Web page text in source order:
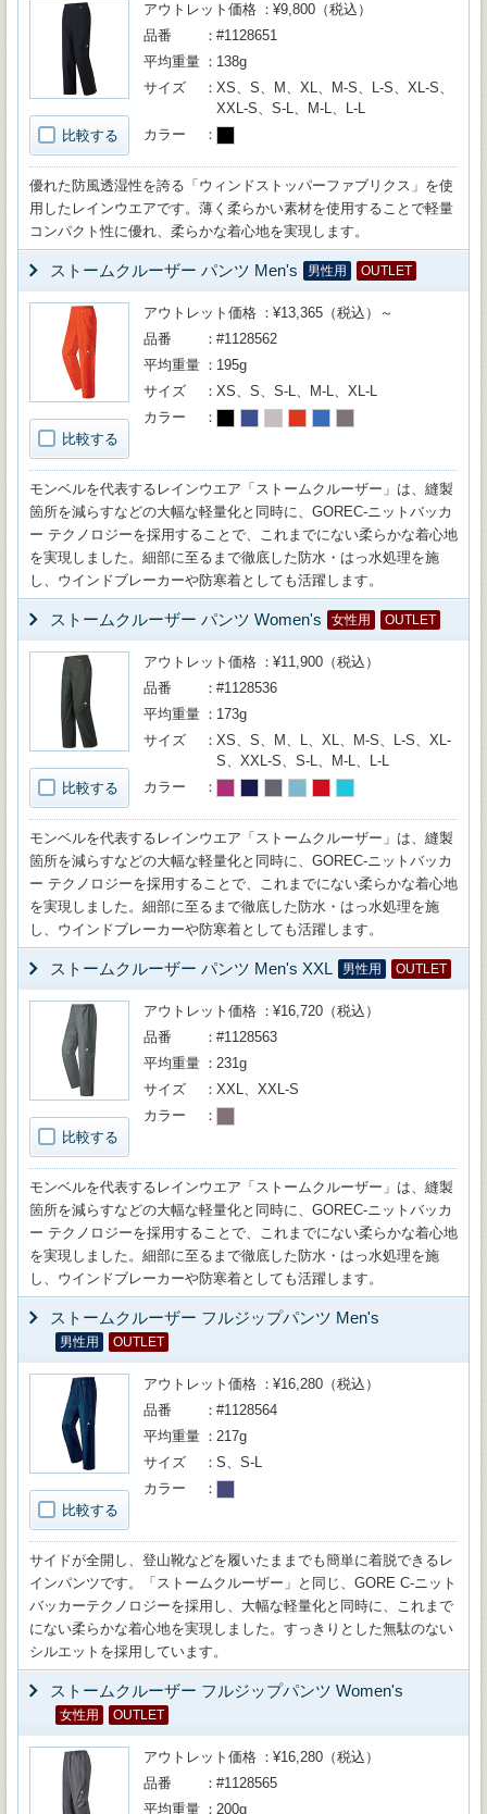
比較する
アウトレット価格
¥9,800（税込）
品番
#1128651
平均重量
138g
サイズ
XS、S、M、XL、M-S、L-S、XL-S、
XXL-S、S-L、M-L、L-L
カラー
優れた防風透湿性を誇る「ウィンドストッパーファブリクス」を使
用したレインウエアです。薄く柔らかい素材を使用することで軽量
コンパクト性に優れ、柔らかな着心地を実現します。
ストームクルーザー パンツ Men's 男性用 OUTLET
比較する
アウトレット価格
¥13,365（税込）～
品番
#1128562
平均重量
195g
サイズ
XS、S、S-L、M-L、XL-L
カラー
モンベルを代表するレインウエア「ストームクルーザー」は、縫製
箇所を減らすなどの大幅な軽量化と同時に、GOREC-ニットバッカ
ー テクノロジーを採用することで、これまでにない柔らかな着心地
を実現しました。細部に至るまで徹底した防水・はっ水処理を施
し、ウインドブレーカーや防寒着としても活躍します。
ストームクルーザー パンツ Women's 女性用 OUTLET
比較する
アウトレット価格
¥11,900（税込）
品番
#1128536
平均重量
173g
サイズ
XS、S、M、L、XL、M-S、L-S、XL-
S、XXL-S、S-L、M-L、L-L
カラー
モンベルを代表するレインウエア「ストームクルーザー」は、縫製
箇所を減らすなどの大幅な軽量化と同時に、GOREC-ニットバッカ
ー テクノロジーを採用することで、これまでにない柔らかな着心地
を実現しました。細部に至るまで徹底した防水・はっ水処理を施
し、ウインドブレーカーや防寒着としても活躍します。
ストームクルーザー パンツ Men's XXL 男性用 OUTLET
比較する
アウトレット価格
¥16,720（税込）
品番
#1128563
平均重量
231g
サイズ
XXL、XXL-S
カラー
モンベルを代表するレインウエア「ストームクルーザー」は、縫製
箇所を減らすなどの大幅な軽量化と同時に、GOREC-ニットバッカ
ー テクノロジーを採用することで、これまでにない柔らかな着心地
を実現しました。細部に至るまで徹底した防水・はっ水処理を施
し、ウインドブレーカーや防寒着としても活躍します。
ストームクルーザー フルジップパンツ Men's
男性用 OUTLET
比較する
アウトレット価格
¥16,280（税込）
品番
#1128564
平均重量
217g
サイズ
S、S-L
カラー
サイドが全開し、登山靴などを履いたままでも簡単に着脱できるレ
インパンツです。「ストームクルーザー」と同じ、GORE C-ニット
バッカーテクノロジーを採用し、大幅な軽量化と同時に、これまで
にない柔らかな着心地を実現しました。すっきりとした無駄のない
シルエットを採用しています。
ストームクルーザー フルジップパンツ Women's
女性用 OUTLET
アウトレット価格
¥16,280（税込）
品番
#1128565
平均重量
200g